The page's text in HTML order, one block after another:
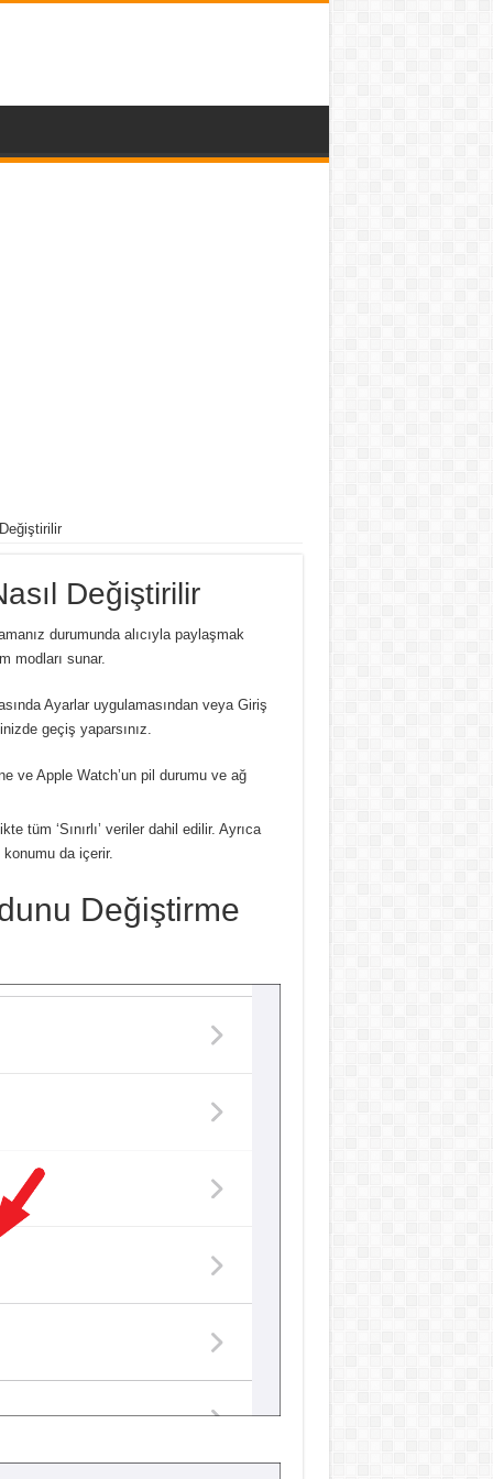
Değiştirilir
durumunda alıcıyla paylaşmak
modları sunar.
Ayarlar uygulamasından veya Giriş
geçiş yaparsınız.
ve Apple Watch’un pil durumu ve ağ
tüm ‘Sınırlı’ veriler dahil edilir. Ayrıca
konumu da içerir.
Değiştirme